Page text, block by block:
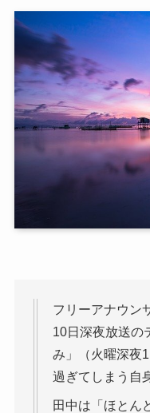
フリーアナウン
10日深夜放送の
み」（火曜深夜
過ぎてしまう自
田中は「ほとん